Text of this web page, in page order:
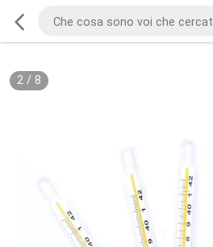
2/ 8